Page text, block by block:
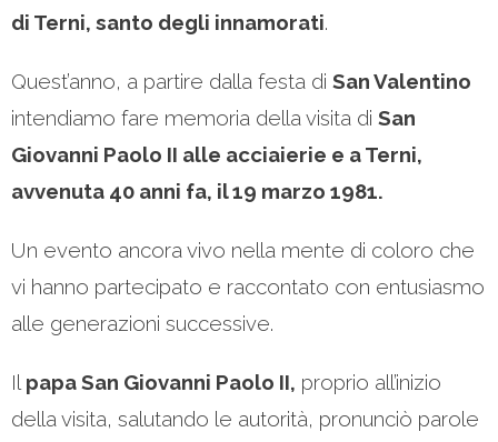
di Terni, santo degli innamorati.
Quest’anno, a partire dalla festa di San Valentino
intendiamo fare memoria della visita di San
Giovanni Paolo II alle acciaierie e a Terni,
avvenuta 40 anni fa, il 19 marzo 1981.
Un evento ancora vivo nella mente di coloro che
vi hanno partecipato e raccontato con entusiasmo
alle generazioni successive.
Il papa San Giovanni Paolo II, proprio all’inizio
della visita, salutando le autorità, pronunciò parole